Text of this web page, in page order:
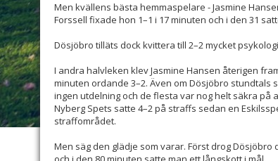
Men kvällens bästa hemmaspelare - Jasmine
Forssell fixade hon 1–1 i 17 minuten och i den 31
Dösjöbro tilläts dock kvittera till 2–2 mycket
I andra halvleken klev Jasmine Hansen återigen
minuten ordande 3–2. Även om Dösjöbro
ingen utdelning och de flesta var nog helt säkra på
Nyberg Spets satte 4–2 på straffs sedan en
straffområdet.
Men säg den glädje som varar. Först drog